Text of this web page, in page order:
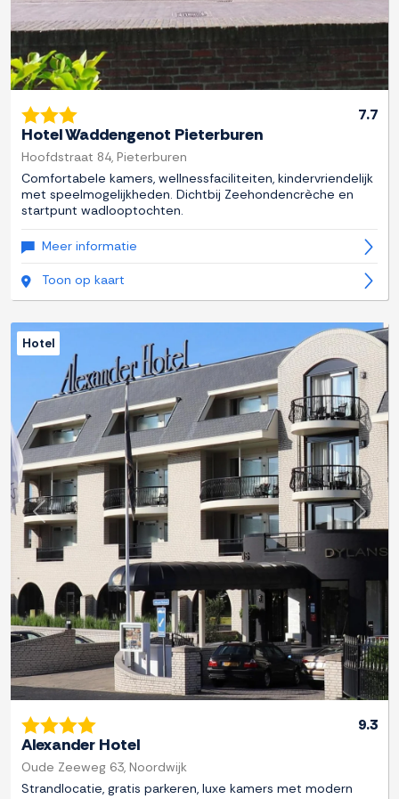
7.7
Hotel Waddengenot Pieterburen
Hoofdstraat 84, Pieterburen
Comfortabele kamers, wellnessfaciliteiten, kindervriendelijk
met speelmogelijkheden. Dichtbij Zeehondencrèche en
startpunt wadlooptochten.
Meer informatie
Toon op kaart
Previous Next
Hotel
9.3
Alexander Hotel
Oude Zeeweg 63, Noordwijk
Strandlocatie, gratis parkeren, luxe kamers met modern